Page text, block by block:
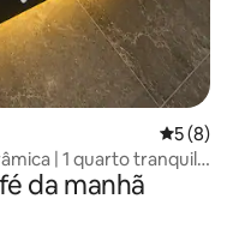
5 de
5 (8)
| 1 quarto tranquilo
da manhã